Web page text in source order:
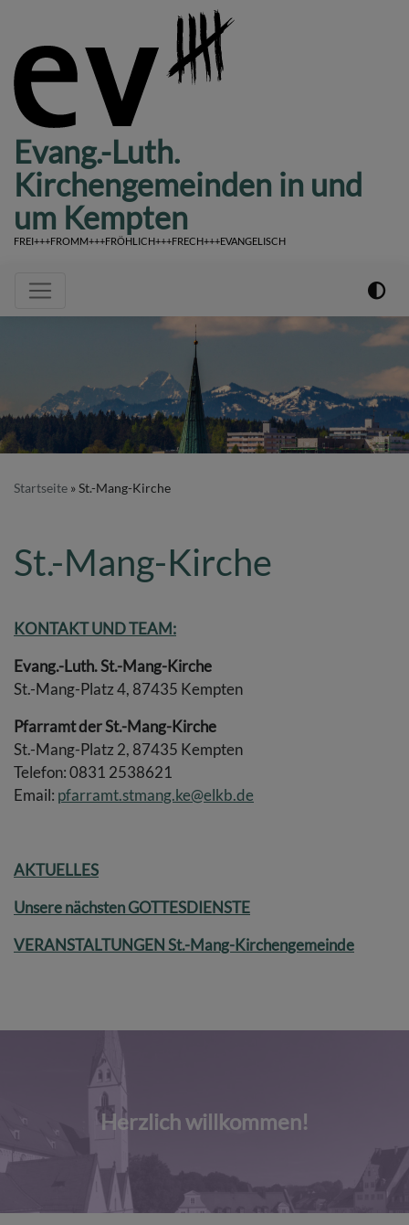
Inhalt
Evang.-Luth.
Kirchengemeinden in und
um Kempten
FREI+++FROMM+++FRÖHLICH+++FRECH+++EVANGELISCH
Hauptnavigation
Startseite St.-Mang-Kirche
St.-Mang-Kirche
KONTAKT UND TEAM:
Evang.-Luth. St.-Mang-Kirche
St.-Mang-Platz 4, 87435 Kempten
Pfarramt der St.-Mang-Kirche
St.-Mang-Platz 2, 87435 Kempten
Telefon: 0831 2538621
Email: pfarramt.stmang.ke@elkb.de
AKTUELLES
Unsere nächsten GOTTESDIENSTE
VERANSTALTUNGEN St.-Mang-Kirchengemeinde
Herzlich willkommen!